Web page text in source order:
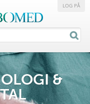
LOG PÅ
&